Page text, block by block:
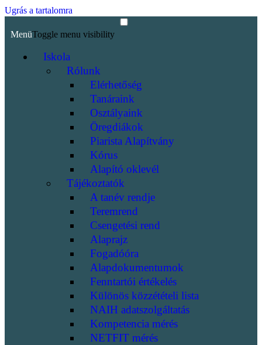
Ugrás a tartalomra
MenüToggle menu visibility
Iskola
Rólunk
Elérhetőség
Tanáraink
Osztályaink
Öregdiákok
Piarista Alapítvány
Kórus
Alapító oklevél
Tájékoztatók
A tanév rendje
Teremrend
Csengetési rend
Alaprajz
Fogadóóra
Alapdokumentumok
Fenntartói értékelés
Különös közzétételi lista
NAIH adatszolgáltatás
Kompetencia mérés
NETFIT mérés